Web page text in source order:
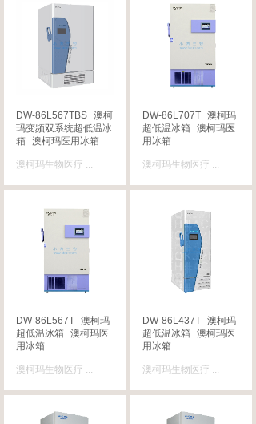
DW-86L567TBS 澳柯
玛变频双系统超低温冰
箱
澳柯玛医用冰箱
澳柯玛生物医疗 ...
DW-86L707T 澳柯玛
超低温冰箱
澳柯玛医
用冰箱
澳柯玛生物医疗 ...
DW-86L567T 澳柯玛
超低温冰箱
澳柯玛医
用冰箱
澳柯玛生物医疗 ...
DW-86L437T 澳柯玛
超低温冰箱
澳柯玛医
用冰箱
澳柯玛生物医疗 ...